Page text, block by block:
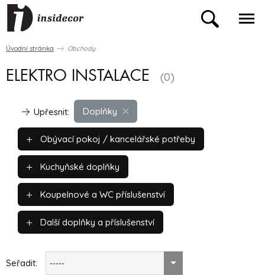
Úvodní stránka Obchody
ELEKTRO INSTALACE (0)
Doplňky
Upřesnit:
Obývací pokoj / kancelářské potřeby
Kuchyňské doplňky
Koupelnové a WC příslušenství
Další doplňky a příslušenství
Seřadit: -----